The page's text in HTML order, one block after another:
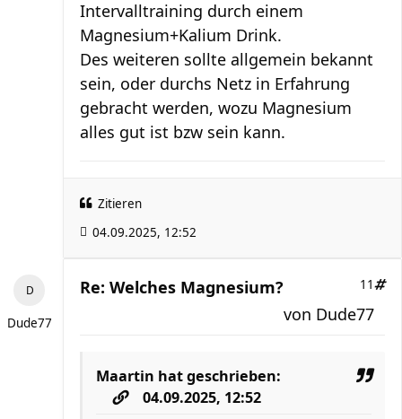
Intervalltraining durch einem
Magnesium+Kalium Drink.
Des weiteren sollte allgemein bekannt
sein, oder durchs Netz in Erfahrung
gebracht werden, wozu Magnesium
alles gut ist bzw sein kann.
Zitieren
04.09.2025, 12:52
Dude77
Re: Welches Magnesium? 11
von Dude77
Maartin hat geschrieben:
04.09.2025, 12:52